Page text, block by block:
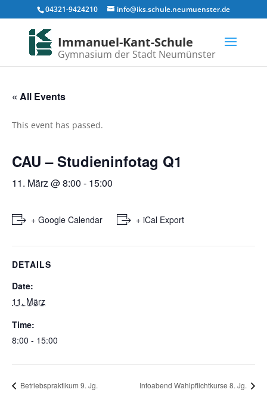
04321-9424210 info@iks.schule.neumuenster.de
Immanuel-Kant-Schule
Gymnasium der Stadt Neumünster
« All Events
This event has passed.
CAU – Studieninfotag Q1
11. März @ 8:00 - 15:00
+ Google Calendar + iCal Export
DETAILS
Date:
11. März
Time:
8:00 - 15:00
Betriebspraktikum 9. Jg. Infoabend Wahlpflichtkurse 8. Jg.